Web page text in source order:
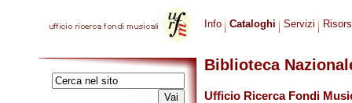
Info Cataloghi Servizi
Biblioteca
Ufficio Ricerca Fondi